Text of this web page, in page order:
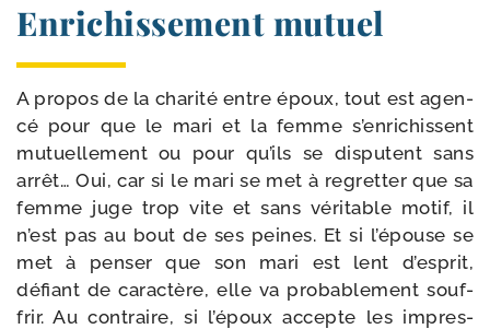
Enrichissement mutuel
A pro­pos de la cha­ri­té entre époux, tout est agen­
cé pour que le mari et la femme s’enrichissent
mutuel­le­ment ou pour qu’ils se dis­putent sans
arrêt… Oui, car si le mari se met à regret­ter que sa
femme juge trop vite et sans véri­table motif, il
n’est pas au bout de ses peines. Et si l’épouse se
met à pen­ser que son mari est lent d’esprit,
défiant de carac­tère, elle va pro­ba­ble­ment souf­
frir. Au contraire, si l’époux accepte les impres­